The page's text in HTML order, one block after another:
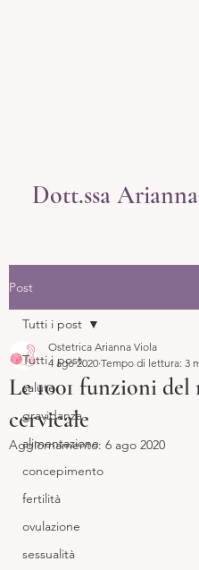
Dott.ssa
Post
Tutti i post
salute
gravidanza
alimentazione
concepimento
fertilità
ovulazione
sessualità
Tutti i post
Le 1001 funzioni del
cervicale
Ostetrica Arianna Viola
4 ago 2020 Tempo di lettura: 3
Aggiornamento: 6 ago 2020